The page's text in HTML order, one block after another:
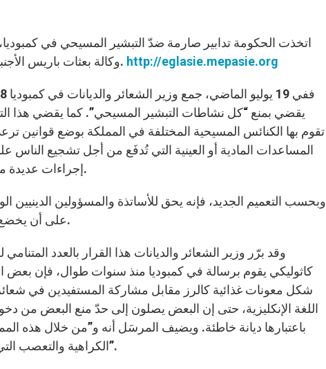
وكالة بعثات باريس الأجنبية المعروفة بـ”كنائس آسيا” في الأول من سبتمبر الجاري. http://eglasie.mepasie.org
يقضي بمنع “كل نشاطات التبشير المسيحي”. كما يقضي هذا
تقوم بها الكنائس المسيحية المختلفة في المملكة بوضع قوانين
المساعدات المادية أو العينية التي تُدفَع من أجل تشجيع الناس
إجراءات عديدة من هذا النوع سبق أن صدرت في العام 1999 والعام 2003.
وبحسب التعميم الجديد، فإنه يحق للأساتذة والمسؤولين
على أن يخضع كل مشروع لبناء مقام ديني لموافقة السلطات المختصة.
وقد برّر وزير الشعائر والديانات هذا القرار بالعدد
كاثوليكي يقوم برسالة في كمبوديا منذ سنوات طوال، فإن بعض
شكل معونات غذائية كالرز مقابل مشاركة المستفيدين في
اللغة الإنكليزية، حتى إن البعض يصلون إلى حدّ منع البعض من دخول
باعتبارها ديانة خاطئة. ويضيف المرسَل أنه و”من خلال هذه
الكراهية والتعصب التي بدأنا نلمسها عند بعض البوذيين، مع أنهم متسامحون جداً”.